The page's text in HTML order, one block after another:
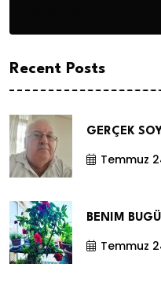
Recent Posts
GERÇEK
Temmuz
BENIM
Temmuz